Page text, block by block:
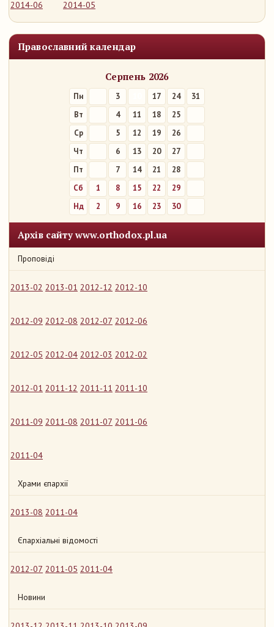
2014-06 2014-05
Православний календар
Серпень 2026
Пн 3 17 24
31
Вт
4 11 18
25
Ср
5 12 19
26
Чт
6 13 20
27
Пт
7 14 21
28
Сб
1 8 15 22
29
Нд
2 9 16 23 30
Архів сайту www.orthodox.pl.ua
Проповіді
2013-02 2013-01 2012-12 2012-10
2012-09 2012-08 2012-07 2012-06
2012-05 2012-04 2012-03 2012-02
2012-01 2011-12 2011-11 2011-10
2011-09 2011-08 2011-07 2011-06
2011-04
Храми єпархії
2013-08 2011-04
Єпархіальні відомості
2012-07 2011-05 2011-04
Новини